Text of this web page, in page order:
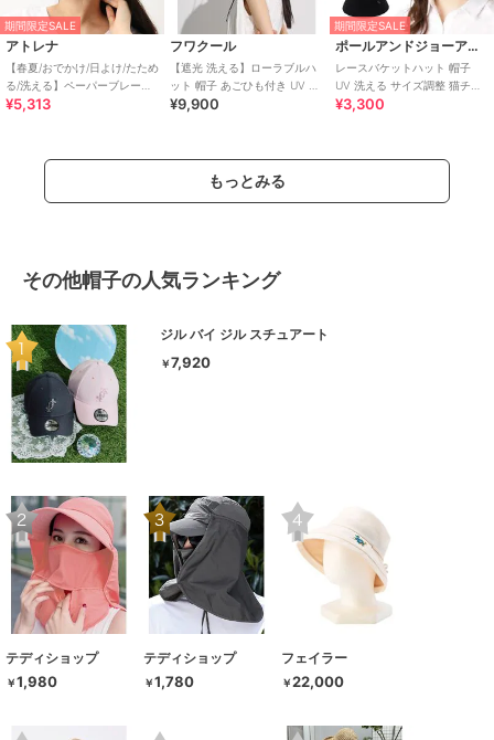
期間限定SALE
アトレナ
【春夏/おでかけ/日よけ/たため
る/洗える】ペーパーブレード
キャスケットサイズ調整可
¥5,313
フワクール
【遮光 洗える】ローラブルハ
ット 帽子 あごひも付き UV サ
イズ調整
¥9,900
期間限定SALE
ポールアンドジョーアクセソワ
レースバケットハット 帽子
UV 洗える サイズ調整 猫チャ
ーム付き
¥3,300
もっとみる
その他帽子の人気ランキング
ジル バイ ジル スチュアート
￥7,920
テディショップ
￥1,980
テディショップ
￥1,780
フェイラー
￥22,000